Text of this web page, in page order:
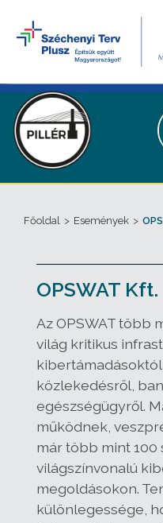
Főoldal > Események >
OPSWAT Kft.
Az OPSWAT több
világ kritikus
közlekedésről,
egészségügyről.
működnek,
már több mint
világszínvonalú
megoldásokon.
különlegessége,